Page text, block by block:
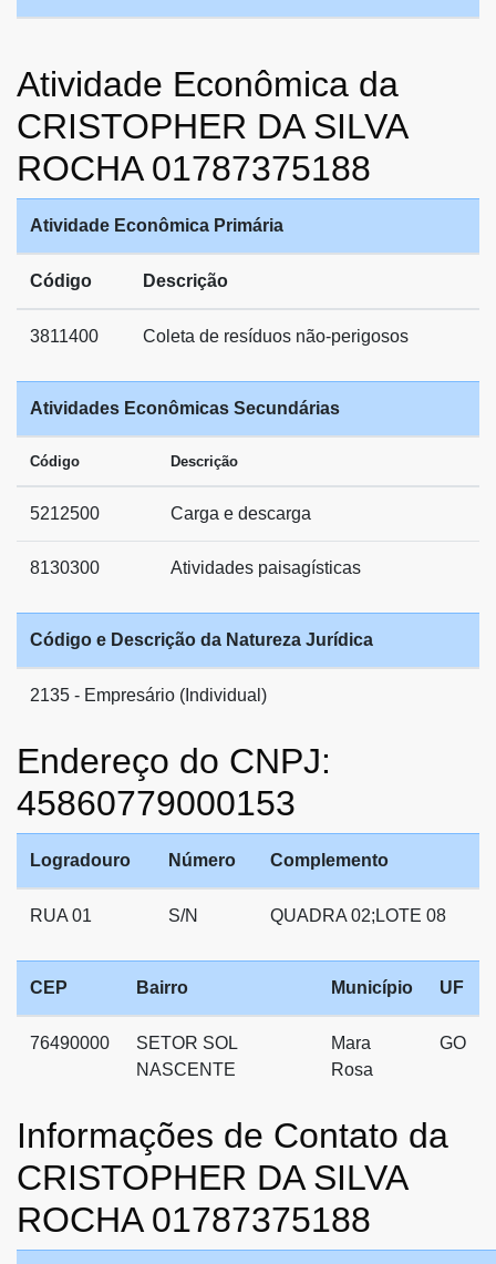
Atividade Econômica da
CRISTOPHER DA SILVA
ROCHA 01787375188
Atividade Econômica Primária
Código Descrição
3811400 Coleta de resíduos não-perigosos
Atividades Econômicas Secundárias
Código Descrição
5212500 Carga e descarga
8130300 Atividades paisagísticas
Código e Descrição da Natureza Jurídica
2135 - Empresário (Individual)
Endereço do CNPJ:
45860779000153
Logradouro Número Complemento
RUA 01 S/N QUADRA 02;LOTE 08
CEP Bairro Município UF
76490000
SETOR SOL
NASCENTE
Mara
Rosa
GO
Informações de Contato da
CRISTOPHER DA SILVA
ROCHA 01787375188